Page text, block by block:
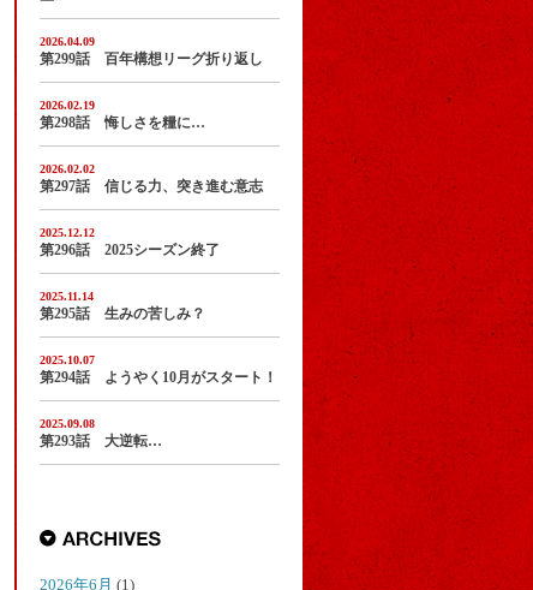
2026.04.09
第299話 百年構想リーグ折り返し
2026.02.19
第298話 悔しさを糧に…
2026.02.02
第297話 信じる力、突き進む意志
2025.12.12
第296話 2025シーズン終了
2025.11.14
第295話 生みの苦しみ？
2025.10.07
第294話 ようやく10月がスタート！
2025.09.08
第293話 大逆転…
2026年6月 (1)